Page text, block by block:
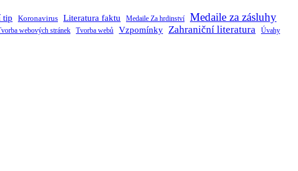
tip Koronavirus Literatura faktu Medaile Za hrdinství Medaile za zásluhy
webových stránek Tvorba webů Vzpomínky Zahraniční literatura Úvahy